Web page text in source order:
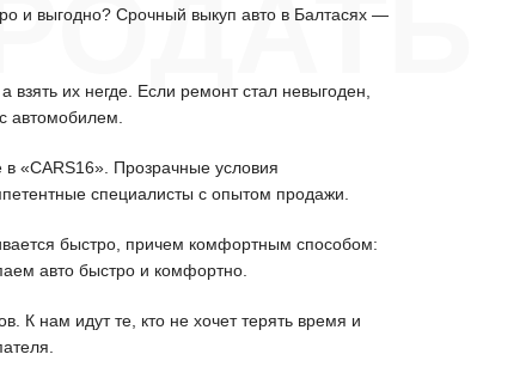
и выгодно? Срочный выкуп авто в Балтасях —
взять их негде. Если ремонт стал невыгоден,
автомобилем.
в «CARS16». Прозрачные условия
специалисты с опытом продажи.
быстро, причем комфортным способом:
авто быстро и комфортно.
К нам идут те, кто не хочет терять время и